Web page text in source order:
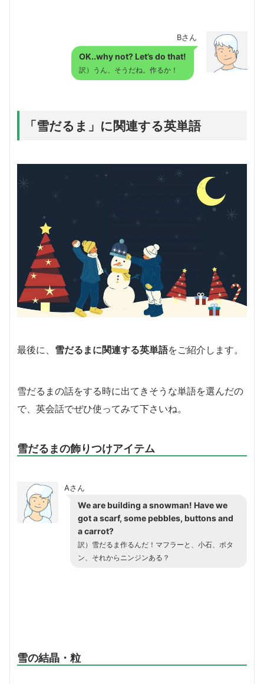
Bさん
OK..why not? Let’s do that!
訳）うん、そうだね。作るか！
「雪だるま」に関連する英単語
最後に、 雪だるまに関連する英単語をご紹介します。
雪だるまの話をする時に出てきそうな単語を選んだの
で、英会話でぜひ使ってみて下さいね。
雪だるまの飾りつけアイテム
Aさん
We are building a snowman! Have we
got ascarf, somepebbles, buttonsand
acarrot?
訳）雪だるま作るんだ！マフラーと、小石、ボタ
ン、それからニンジンある？
雪の結晶・粒